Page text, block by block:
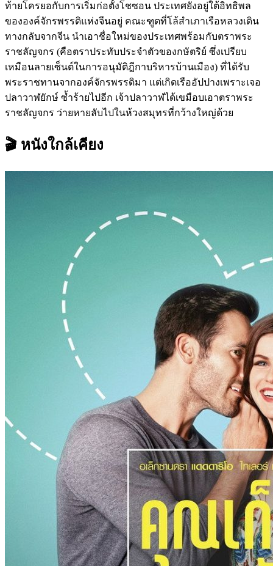
ท้ายโครยอกับการเริ่มก่อตั้งโชซอน ประเทศยังอยู่ใต้อิทธิพล
ขององค์จักรพรรดิแห่งจีนอยู่ คณะฑูตที่โล้สำเภาเรือหลวงเดิน
ทางกลับจากจีน นำเอาชื่อใหม่ของประเทศพร้อมกับตราพระ
ราชลัญจกร (คือตราประทับประจำตัวของกษัตริย์ ซึ่งเปรียบ
เหมือนลายเซ็นต์ในการอนุมัติฎีกาบริหารบ้านเมือง) ที่ได้รับ
พระราชทานจากองค์จักรพรรดิมา แต่เกิดเรืออัปปางเพราะเจอ
ปลาวาฬยักษ์ ซ้ำร้ายไปอีก เจ้าปลาวาฬได้เขมือบเอาตราพระ
ราชลัญจกร ว่ายหายลับไปในห้วงสมุทรที่กว้างใหญ่ด้วย
🎬 หนังใกล้เคียง